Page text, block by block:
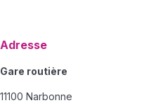
Adresse
Gare routière
11100 Narbonne